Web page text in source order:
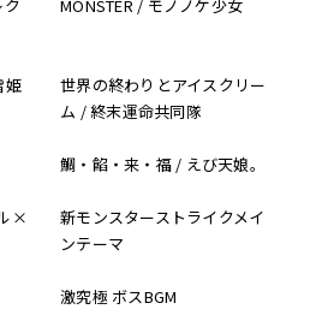
MONSTER / モノノケ少女
姫
世界の終わりとアイスクリー
ム / 終末運命共同隊
鯛・餡・来・福 / えび天娘。
×
新モンスターストライクメイ
ンテーマ
激究極 ボスBGM